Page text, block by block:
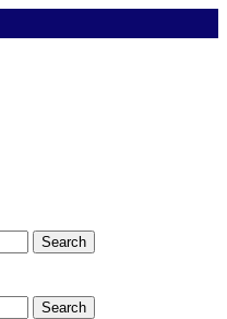
Search
Search